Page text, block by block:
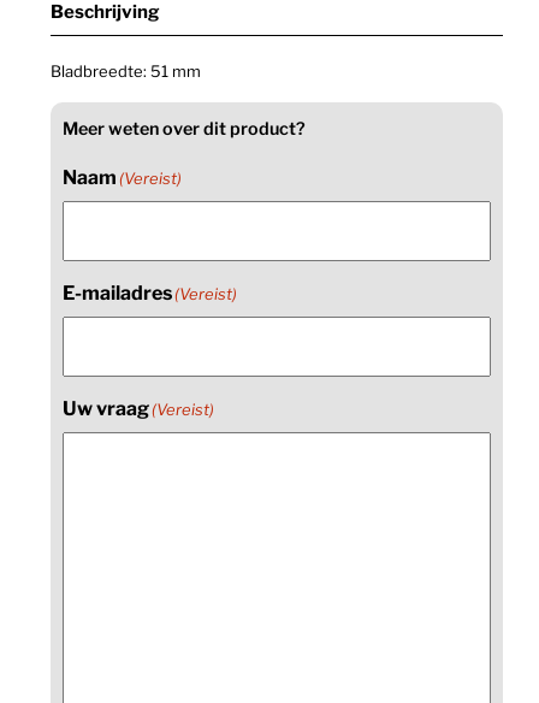
Beschrijving
Bladbreedte: 51 mm
Meer weten over dit product?
Naam (Vereist)
E-mailadres(Vereist)
Uw vraag(Vereist)